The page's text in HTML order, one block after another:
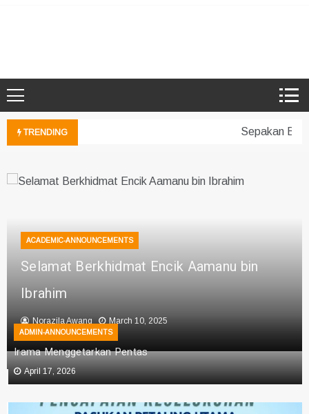
TRENDING Sepakan
ACADEMIC-ANNOUNCEMENTS
Selamat Berkhidmat Encik Aamanu bin
Ibrahim
Norazila Awang March 10, 2025
ADMIN-ANNOUNCEMENTS
Irama Menggetarkan Pentas
April 17, 2026